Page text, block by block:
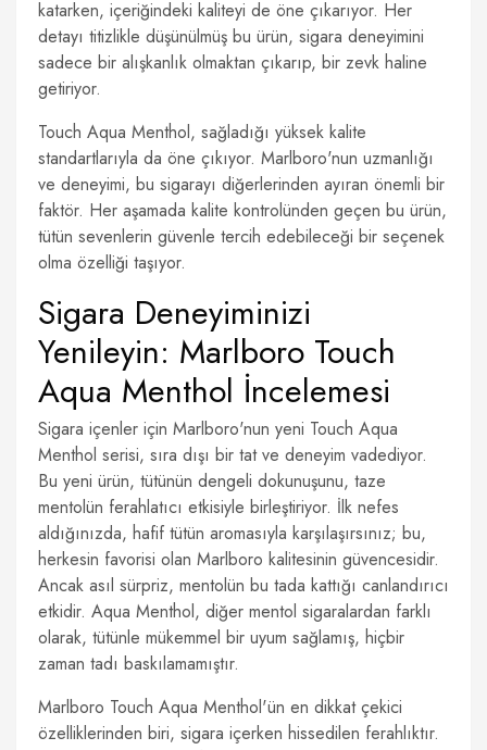
katarken, içeriğindeki kaliteyi de öne çıkarıyor. Her
detayı titizlikle düşünülmüş bu ürün, sigara deneyimini
sadece bir alışkanlık olmaktan çıkarıp, bir zevk haline
getiriyor.
Touch Aqua Menthol, sağladığı yüksek kalite
standartlarıyla da öne çıkıyor. Marlboro'nun uzmanlığı
ve deneyimi, bu sigarayı diğerlerinden ayıran önemli bir
faktör. Her aşamada kalite kontrolünden geçen bu ürün,
tütün sevenlerin güvenle tercih edebileceği bir seçenek
olma özelliği taşıyor.
Sigara Deneyiminizi
Yenileyin: Marlboro Touch
Aqua Menthol İncelemesi
Sigara içenler için Marlboro'nun yeni Touch Aqua
Menthol serisi, sıra dışı bir tat ve deneyim vadediyor.
Bu yeni ürün, tütünün dengeli dokunuşunu, taze
mentolün ferahlatıcı etkisiyle birleştiriyor. İlk nefes
aldığınızda, hafif tütün aromasıyla karşılaşırsınız; bu,
herkesin favorisi olan Marlboro kalitesinin güvencesidir.
Ancak asıl sürpriz, mentolün bu tada kattığı canlandırıcı
etkidir. Aqua Menthol, diğer mentol sigaralardan farklı
olarak, tütünle mükemmel bir uyum sağlamış, hiçbir
zaman tadı baskılamamıştır.
Marlboro Touch Aqua Menthol'ün en dikkat çekici
özelliklerinden biri, sigara içerken hissedilen ferahlıktır.